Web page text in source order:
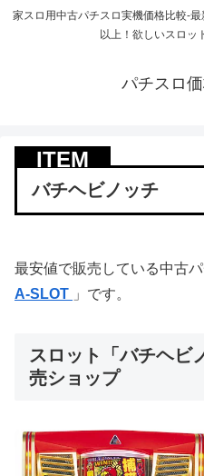
家スロ用中古パチスロ実機価格比較-
以上！欲しいスロッ
パチスロ
バチヘビノッチ
最安値で販売している中古
A-SLOT 」です。
スロット「バチヘビ
売ショップ